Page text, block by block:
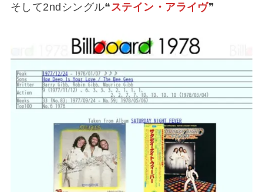
そして2ndシングル❝ ステイン・アライヴ❞